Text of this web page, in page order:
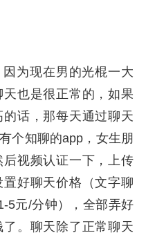
为现在男的光棍一大
也是很正常的，如果
话，那每天通过聊天
个知聊的app，女生朋
视频认证一下，上传
好聊天价格（文字聊
5元/分钟），全部弄好
。聊天除了正常聊天